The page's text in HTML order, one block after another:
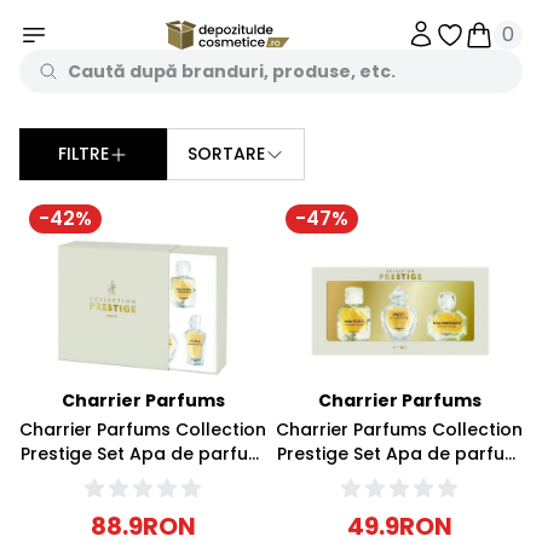
Obiecte
0
FILTRE SORTARE
-42%
Charrier Parfums
Charrier Parfums Collection
Prestige Set Apa de parfum
5x10ml
88.9RON
-47%
Charrier Parfums
Charrier Parfums Collection
Prestige Set Apa de parfum
3x10ml
49.9RON